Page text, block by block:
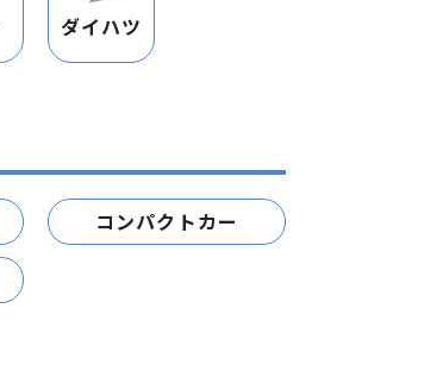
ダイハツ
コンパクトカー